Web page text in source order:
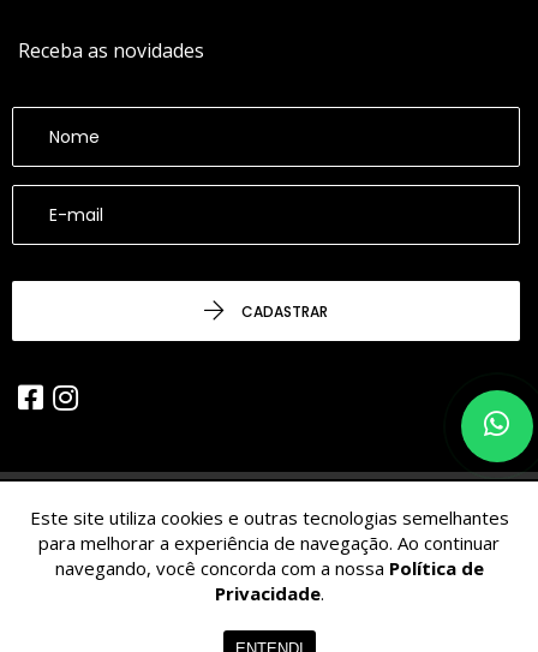
Receba as novidades
CADASTRAR
© 2026 - CESARINACIO - Imóveis de Nicho - Todos os Direitos
Reservados.
Este site utiliza cookies e outras tecnologias semelhantes
para melhorar a experiência de navegação. Ao continuar
navegando, você concorda com a nossa Política de
Privacidade.
ENTENDI